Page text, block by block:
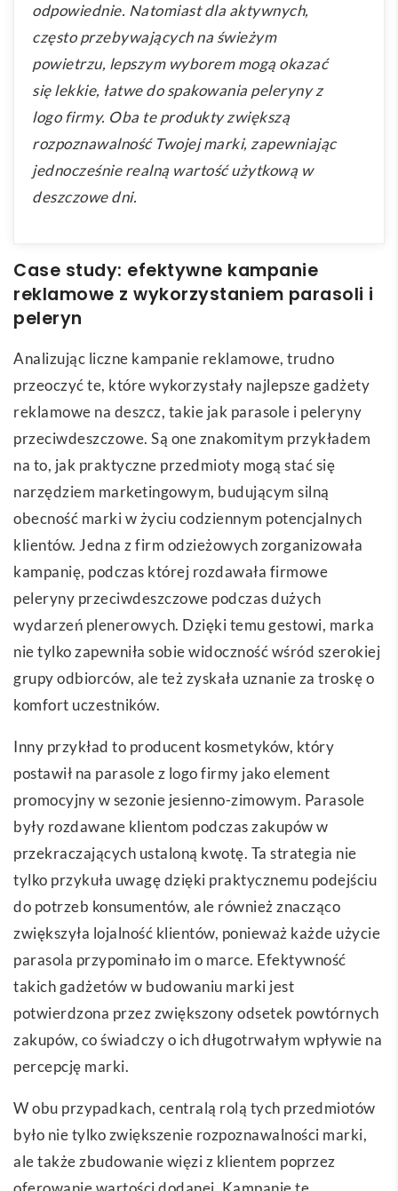
odpowiednie. Natomiast dla aktywnych,
często przebywających na świeżym
powietrzu, lepszym wyborem mogą okazać
się lekkie, łatwe do spakowania peleryny z
logo firmy. Oba te produkty zwiększą
rozpoznawalność Twojej marki, zapewniając
jednocześnie realną wartość użytkową w
deszczowe dni.
Case study: efektywne kampanie
reklamowe z wykorzystaniem parasoli i
peleryn
Analizując liczne kampanie reklamowe, trudno
przeoczyć te, które wykorzystały najlepsze gadżety
reklamowe na deszcz, takie jak parasole i peleryny
przeciwdeszczowe. Są one znakomitym przykładem
na to, jak praktyczne przedmioty mogą stać się
narzędziem marketingowym, budującym silną
obecność marki w życiu codziennym potencjalnych
klientów. Jedna z firm odzieżowych zorganizowała
kampanię, podczas której rozdawała firmowe
peleryny przeciwdeszczowe podczas dużych
wydarzeń plenerowych. Dzięki temu gestowi, marka
nie tylko zapewniła sobie widoczność wśród szerokiej
grupy odbiorców, ale też zyskała uznanie za troskę o
komfort uczestników.
Inny przykład to producent kosmetyków, który
postawił na parasole z logo firmy jako element
promocyjny w sezonie jesienno-zimowym. Parasole
były rozdawane klientom podczas zakupów w
przekraczających ustaloną kwotę. Ta strategia nie
tylko przykuła uwagę dzięki praktycznemu podejściu
do potrzeb konsumentów, ale również znacząco
zwiększyła lojalność klientów, ponieważ każde użycie
parasola przypominało im o marce. Efektywność
takich gadżetów w budowaniu marki jest
potwierdzona przez zwiększony odsetek powtórnych
zakupów, co świadczy o ich długotrwałym wpływie na
percepcję marki.
W obu przypadkach, centralą rolą tych przedmiotów
było nie tylko zwiększenie rozpoznawalności marki,
ale także zbudowanie więzi z klientem poprzez